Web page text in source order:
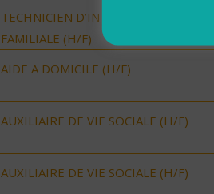
TECHNICIEN D’INTERVENTION
FAMILIALE (H/F)
AIDE A DOMICILE (H/F)
AUXILIAIRE DE VIE SOCIALE (H/F)
AUXILIAIRE DE VIE SOCIALE (H/F)